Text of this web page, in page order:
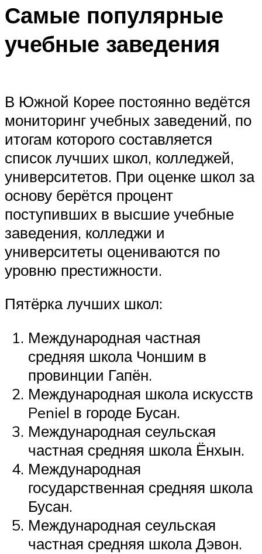
Самые популярные
учебные заведения
В Южной Корее постоянно ведётся
мониторинг учебных заведений, по
итогам которого составляется
список лучших школ, колледжей,
университетов. При оценке школ за
основу берётся процент
поступивших в высшие учебные
заведения, колледжи и
университеты оцениваются по
уровню престижности.
Пятёрка лучших школ:
Международная частная
средняя школа Чоншим в
провинции Гапён.
Международная школа искусств
Peniel в городе Бусан.
Международная сеульская
частная средняя школа Ёнхын.
Международная
государственная средняя школа
Бусан.
Международная сеульская
частная средняя школа Дэвон.